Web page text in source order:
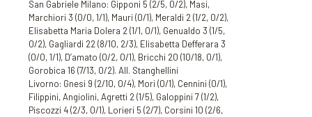
San Gabriele Milano: Gipponi 5 (2/5, 0/2), Masi,
Marchiori 3 (0/0, 1/1), Mauri (0/1), Meraldi 2 (1/2, 0/2),
Elisabetta Maria Dolera 2 (1/1, 0/1), Genualdo 3 (1/5,
0/2), Gagliardi 22 (8/10, 2/3), Elisabetta Defferara 3
(0/0, 1/1), D’amato (0/2, 0/1), Bricchi 20 (10/18, 0/1),
Gorobica 16 (7/13, 0/2). All. Stanghellini
Livorno: Gnesi 9 (2/10, 0/4), Mori (0/1), Cennini (0/1),
Filippini, Angiolini, Agretti 2 (1/5), Galoppini 7 (1/2),
Piscozzi 4 (2/3, 0/1), Lorieri 5 (2/7), Corsini 10 (2/6,